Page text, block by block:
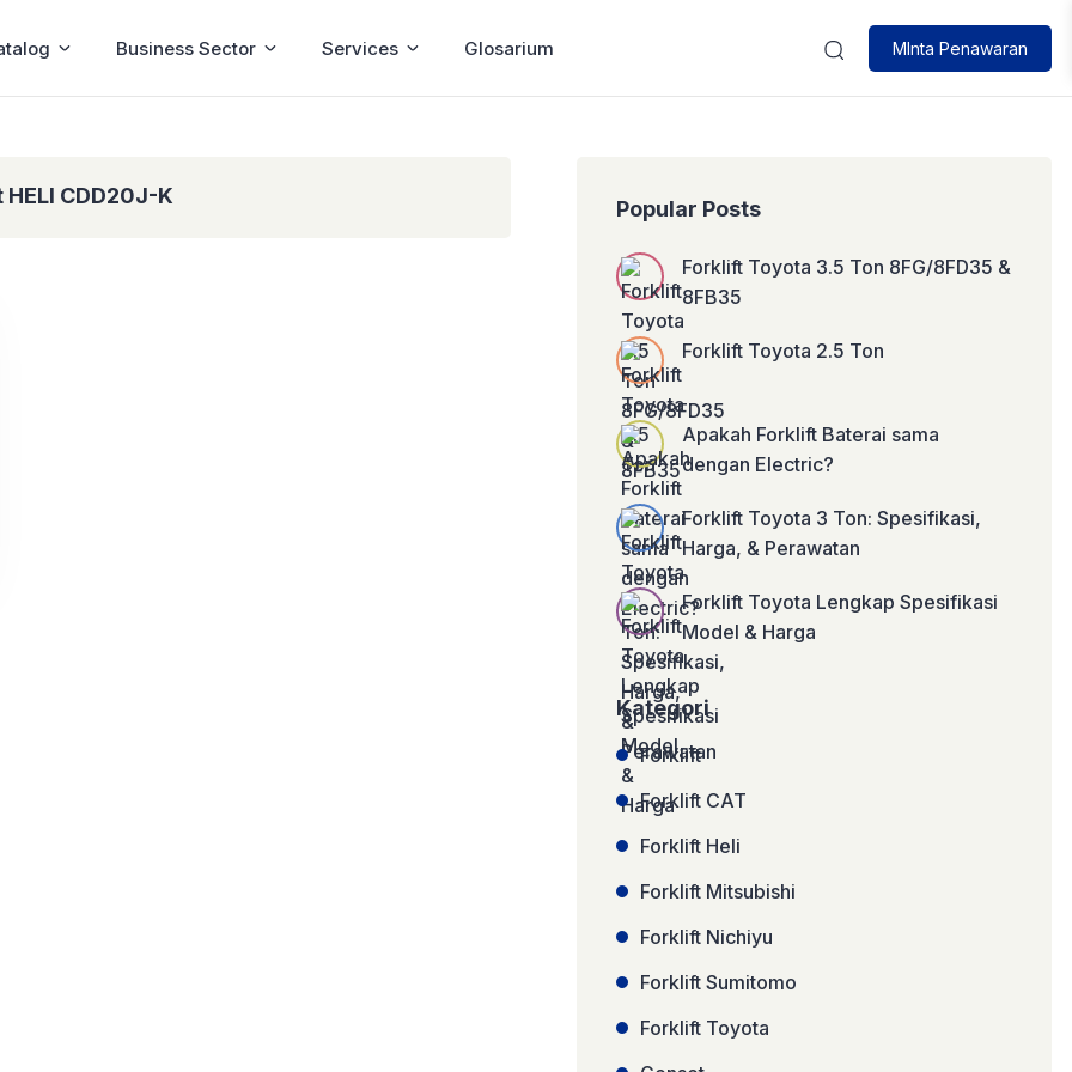
MInta Penawaran
Business Sector Services Glosarium
CDD20J-K
Popular Posts
Forklift Toyota 3.5 Ton 8FG/8FD35 &
8FB35
Forklift Toyota 2.5 Ton
Apakah Forklift Baterai sama
dengan Electric?
Forklift Toyota 3 Ton: Spesifikasi,
Harga, & Perawatan
Forklift Toyota Lengkap Spesifikasi
Model & Harga
Kategori
Forklift
Forklift CAT
Forklift Heli
Forklift Mitsubishi
Forklift Nichiyu
Forklift Sumitomo
Forklift Toyota